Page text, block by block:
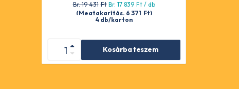
Br. 19 431 Ft Br. 17 839 Ft/ db
(Megtakarítás. 6 371 Ft)
4 db/karton
Kosárba teszem